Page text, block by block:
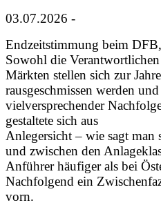
03.07.2026 -
Endzeitstimmung beim
Sowohl die
Märkten stellen sich zur
rausgeschmissen werden
vielversprechender
gestaltete sich aus
Anlegersicht – wie sagt
und zwischen den
Anführer häufiger als bei
Nachfolgend ein
vorn.